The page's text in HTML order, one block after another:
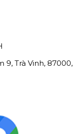
9, Trà Vinh, 87000,